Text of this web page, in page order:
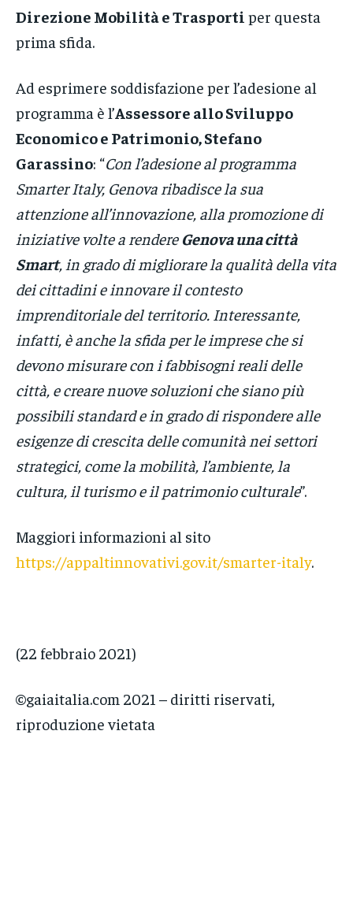
Direzione Mobilità e Trasporti per questa
prima sfida.
Ad esprimere soddisfazione per l’adesione al
programma è l’Assessore allo Sviluppo
Economico e Patrimonio, Stefano
Garassino: “Con l’adesione al programma
Smarter Italy, Genova ribadisce la sua
attenzione all’innovazione, alla promozione di
iniziative volte a rendere Genova una città
Smart, in grado di migliorare la qualità della vita
dei cittadini e innovare il contesto
imprenditoriale del territorio. Interessante,
infatti, è anche la sfida per le imprese che si
devono misurare con i fabbisogni reali delle
città, e creare nuove soluzioni che siano più
possibili standard e in grado di rispondere alle
esigenze di crescita delle comunità nei settori
strategici, come la mobilità, l’ambiente, la
cultura, il turismo e il patrimonio culturale”.
Maggiori informazioni al sito
https://appaltinnovativi.gov.it/smarter-italy.
(22 febbraio 2021)
©gaiaitalia.com 2021 – diritti riservati,
riproduzione vietata